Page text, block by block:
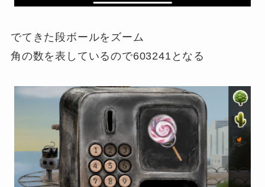
でてきた段ボールをズーム
角の数を表しているので603241となる